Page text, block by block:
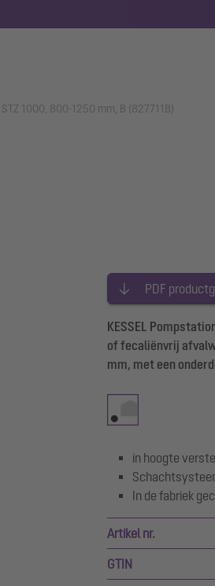
1000, 800-1250 mm, B (827711B)
PDF
KESSEL
of fecaliënvrij
mm, met een
in hoogte
In de fabriek
Artikel nr.
GTIN